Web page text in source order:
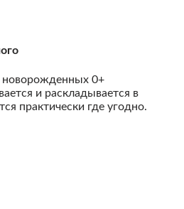
новорожденных 0+
и раскладывается в
практически где угодно.